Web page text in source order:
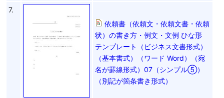
7.
依頼書（依頼文・依頼文書・依頼
状）の書き方・例文・文例 ひな形
テンプレート（ビジネス文書形式）
（基本書式）（ワード Word）（宛
名が罫線形式）07（シンプル⑤）
（別記が箇条書き形式）